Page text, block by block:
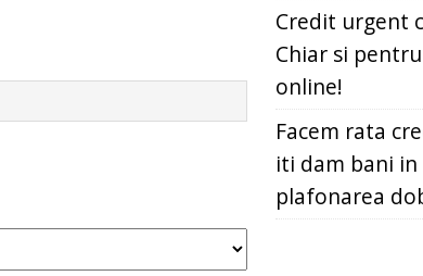
Credit urgent
Chiar si
online!
Facem rata
iti dam bani in
plafonarea